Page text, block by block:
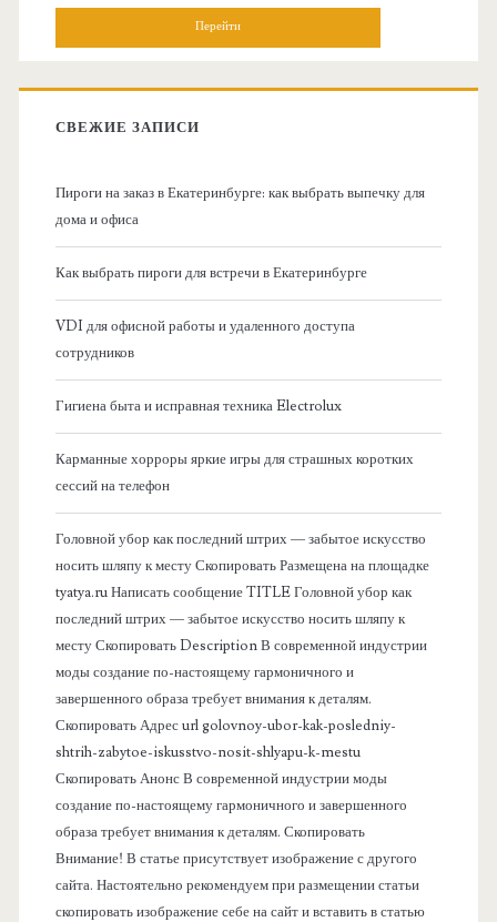
:
СВЕЖИЕ ЗАПИСИ
Пироги на заказ в Екатеринбурге: как выбрать выпечку для
дома и офиса
Как выбрать пироги для встречи в Екатеринбурге
VDI для офисной работы и удаленного доступа
сотрудников
Гигиена быта и исправная техника Electrolux
Карманные хорроры яркие игры для страшных коротких
сессий на телефон
Головной убор как последний штрих — забытое искусство
носить шляпу к месту Скопировать Размещена на площадке
tyatya.ru Написать сообщение TITLE Головной убор как
последний штрих — забытое искусство носить шляпу к
месту Скопировать Description В современной индустрии
моды создание по-настоящему гармоничного и
завершенного образа требует внимания к деталям.
Скопировать Адрес url golovnoy-ubor-kak-posledniy-
shtrih-zabytoe-iskusstvo-nosit-shlyapu-k-mestu
Скопировать Анонс В современной индустрии моды
создание по-настоящему гармоничного и завершенного
образа требует внимания к деталям. Скопировать
Внимание! В статье присутствует изображение с другого
сайта. Настоятельно рекомендуем при размещении статьи
скопировать изображение себе на сайт и вставить в статью